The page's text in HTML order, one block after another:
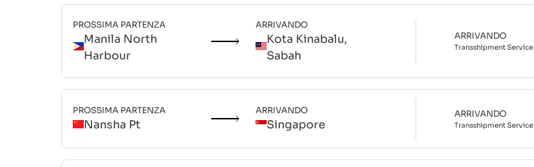
PROSSIMA PARTENZA
Manila North
Harbour
ARRIVANDO
Kota Kinabalu,
Sabah
ARRIVANDO
TransshipmentService
PROSSIMA PARTENZA
Nansha Pt
ARRIVANDO
Singapore
ARRIVANDO
TransshipmentService